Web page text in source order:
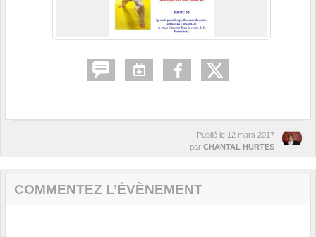
Publié le 12 mars 2017
par CHANTAL HURTES
COMMENTEZ L’ÉVÈNEMENT